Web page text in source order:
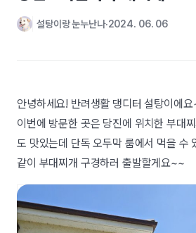
설탕이랑 눈누난나 2024. 06. 06
안녕하세요! 반려생활 댕디터 설탕이
이번에 방문한 곳은 당진에 위치한 부대
도 맛있는데 단독 오두막 룸에서 먹을 수
같이 부대찌개 구경하러 출발할게요~~